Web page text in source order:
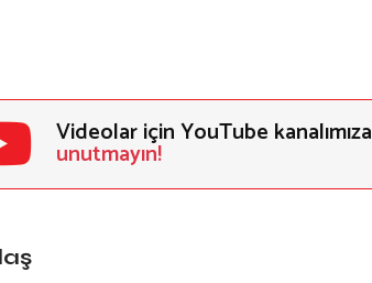
Videolar için YouTube kanalımıza
unutmayın!